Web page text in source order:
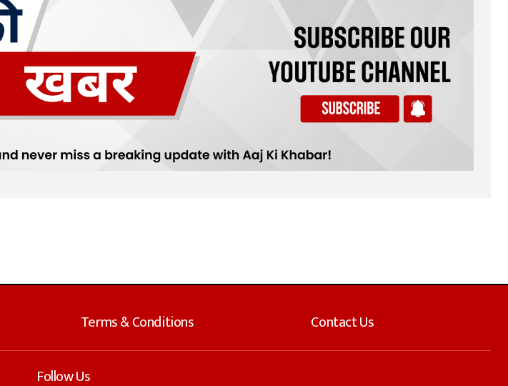
Terms & Conditions Contact Us
Follow Us